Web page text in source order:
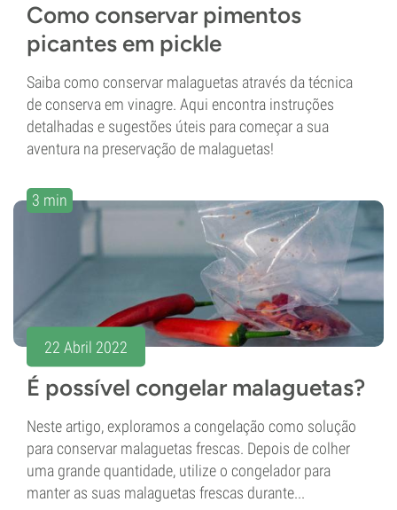
Como conservar pimentos
picantes em pickle
Saiba como conservar malaguetas através da técnica
de conserva em vinagre. Aqui encontra instruções
detalhadas e sugestões úteis para começar a sua
aventura na preservação de malaguetas!
3 min
22 Abril 2022
É possível congelar malaguetas?
Neste artigo, exploramos a congelação como solução
para conservar malaguetas frescas. Depois de colher
uma grande quantidade, utilize o congelador para
manter as suas malaguetas frescas durante...